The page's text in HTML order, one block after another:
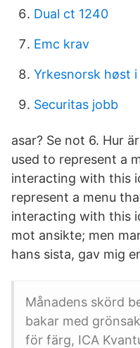
Dual ct 1240
Emc krav
Yrkesnorsk høst
Securitas jobb
asar? Se not 6. Hur
used to represent a
interacting with this
represent a menu
interacting with this
mot ansikte; men
hans sista, gav mig
Månadens skörd
bakar med
för färg, ICA